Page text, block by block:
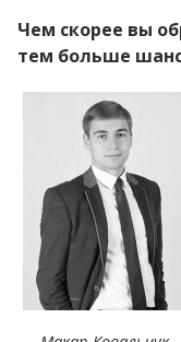
Чем скорее вы
тем больше